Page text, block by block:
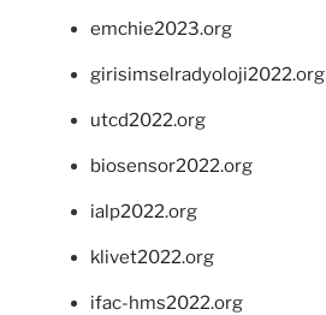
emchie2023.org
girisimselradyoloji2022.org
utcd2022.org
biosensor2022.org
ialp2022.org
klivet2022.org
ifac-hms2022.org